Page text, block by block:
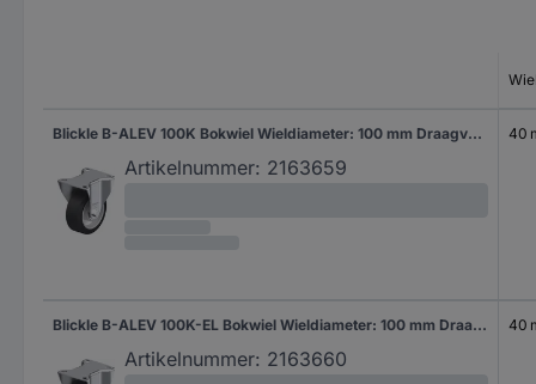
Blickle B-ALEV 100K Bokwiel Wieldiameter: 100 mm Draagvermogen (max.): 200 kg 1 stuk(s)
Artikelnummer: 2163659
40
Blickle B-ALEV 100K-EL Bokwiel Wieldiameter: 100 mm Draagvermogen (max.): 200 kg 1 stuk(s)
Artikelnummer: 2163660
40